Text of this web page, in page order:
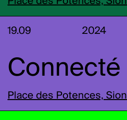
19.09 2024
Connecté
Place des Potences, Sion